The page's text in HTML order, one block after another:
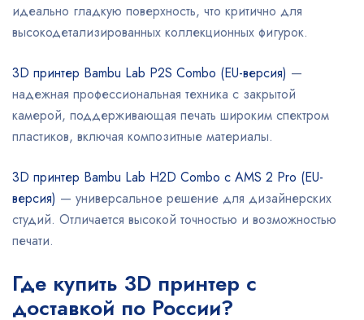
идеально гладкую поверхность, что критично для
высокодетализированных коллекционных фигурок.
3D принтер Bambu Lab P2S Combo (EU-версия) —
надежная профессиональная техника с закрытой
камерой, поддерживающая печать широким спектром
пластиков, включая композитные материалы.
3D принтер Bambu Lab H2D Combo с AMS 2 Pro (EU-
версия) — универсальное решение для дизайнерских
студий. Отличается высокой точностью и возможностью
печати.
Где купить 3D принтер с
доставкой по России?